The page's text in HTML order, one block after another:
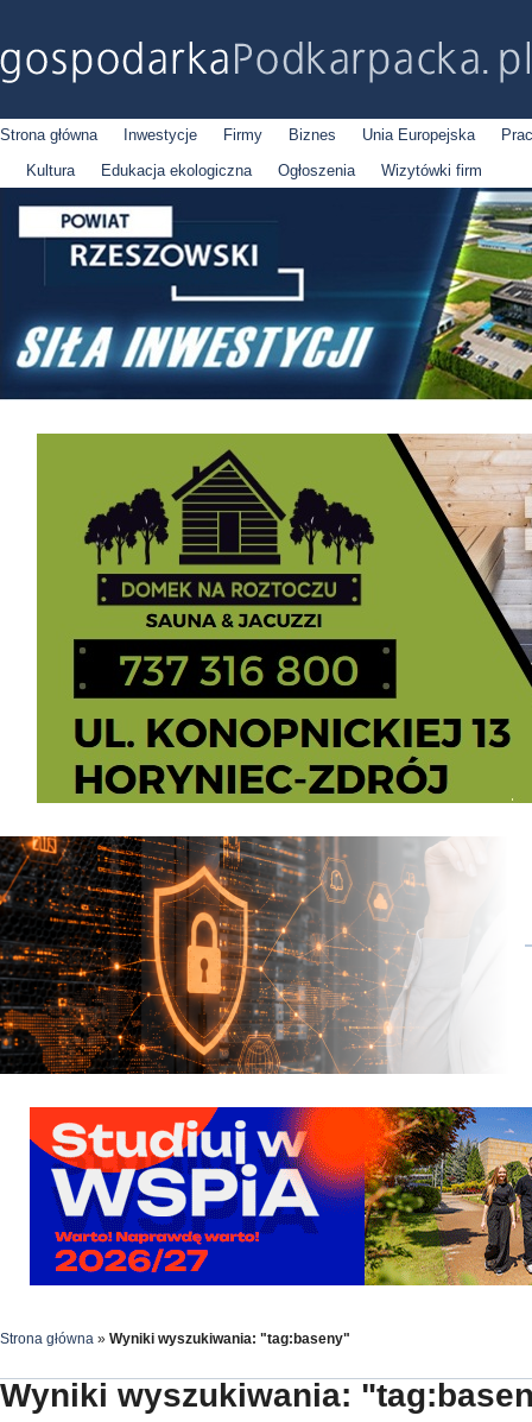
Strona główna Inwestycje Firmy Biznes Unia Europejska
Kultura
Edukacja ekologiczna Ogłoszenia Wizytówki firm
Strona główna » Wyniki wyszukiwania: "tag:baseny"
Wyniki wyszukiwania: